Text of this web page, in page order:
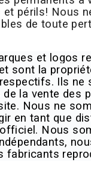
et périls! Nous
de toute
et logos
sont la
Ils ne
la vente des
Nous ne
en tant que
Nous
fabricants